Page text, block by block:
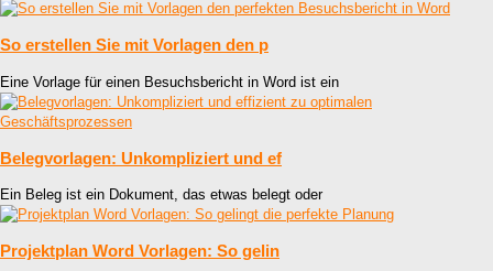
So erstellen Sie mit Vorlagen den p
Eine Vorlage für einen Besuchsbericht in Word ist ein
Belegvorlagen: Unkompliziert und ef
Ein Beleg ist ein Dokument, das etwas belegt oder
Projektplan Word Vorlagen: So gelin